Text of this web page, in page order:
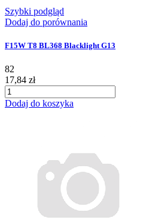
Szybki podgląd
Dodaj do porównania
F15W T8 BL368 Blacklight G13
82
17,84 zł
Dodaj do koszyka